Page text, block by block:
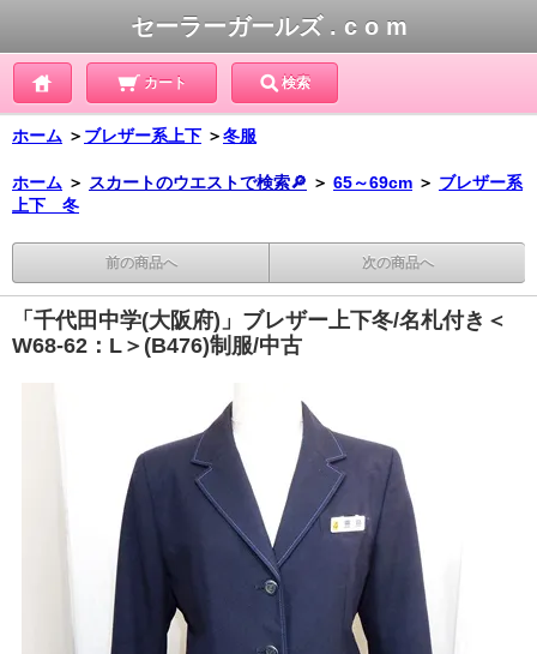
セーラーガールズ . c o m
カート 検索
ホーム ＞ ブレザー系上下 ＞冬服
ホーム ＞ スカートのウエストで検索🔎 ＞ 65～69cm ＞ ブレザー系
上下 冬
前の商品へ 次の商品へ
「千代田中学(大阪府)」ブレザー上下冬/名札付き＜
W68-62：L＞(B476)制服/中古